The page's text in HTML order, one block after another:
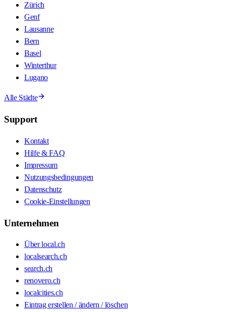
Zürich
Genf
Lausanne
Bern
Basel
Winterthur
Lugano
Alle Städte
Support
Kontakt
Hilfe & FAQ
Impressum
Nutzungsbedingungen
Datenschutz
Cookie-Einstellungen
Unternehmen
Über local.ch
localsearch.ch
search.ch
renovero.ch
localcities.ch
Eintrag erstellen / ändern / löschen